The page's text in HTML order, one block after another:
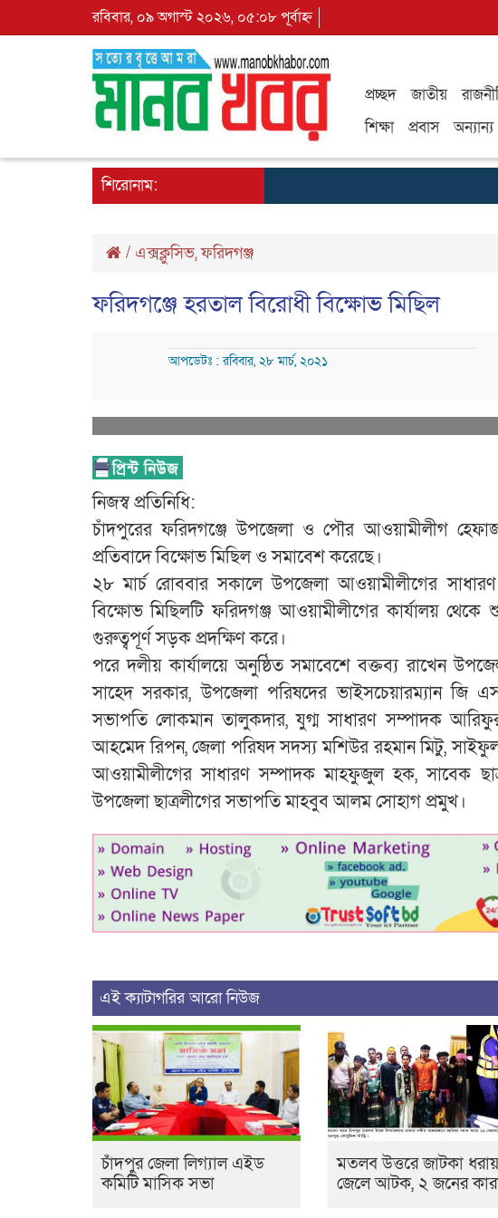
রবিবার, ০৯ অগাস্ট ২০২৬, ০৫:০৮ পূর্বাহ্ন
প্রচ্ছদ জাতীয়
শিক্ষা
প্রবাস অন্যান্য
শিরোনাম:
/ এক্সক্লুসিভ,ফরিদগঞ্জ
ফরিদগঞ্জে হরতাল বিরোধী বিক্ষোভ মিছিল
আপডেটঃ : রবিবার, ২৮ মার্চ, ২০২১
নিজস্ব প্রতিনিধি:
চাঁদপুরের ফরিদগঞ্জে উপজেলা ও পৌর আওয়ামীলীগ
প্রতিবাদে বিক্ষোভ মিছিল ও সমাবেশ করেছে।
২৮ মার্চ রোববার সকালে উপজেলা আওয়ামীলীগের
বিক্ষোভ মিছিলটি ফরিদগঞ্জ আওয়ামীলীগের কার্যালয়
গুরুত্বপূর্ণ সড়ক প্রদক্ষিণ করে।
পরে দলীয় কার্যালয়ে অনুষ্ঠিত সমাবেশে বক্তব্য রাখেন
সাহেদ সরকার, উপজেলা পরিষদের ভাইসচেয়ারম্যান জি
সভাপতি লোকমান তালুকদার, যুগ্ম সাধারণ সম্পাদক
আহমেদ রিপন, জেলা পরিষদ সদস্য মশিউর রহমান মিটু,
আওয়ামীলীগের সাধারণ সম্পাদক মাহফুজুল হক, সাবেক
উপজেলা ছাত্রলীগের সভাপতি মাহবুব আলম সোহাগ প্রমুখ।
এই ক্যাটাগরির আরো নিউজ
চাঁদপুর জেলা লিগ্যাল এইড
কমিটি মাসিক সভা
মতলব উত্তরে জাটকা
জেলে আটক, ২ জনের